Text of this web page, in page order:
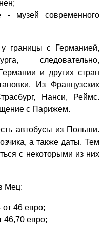
музей современного
границы с Германией,
следовательно,
и других стран
Из Французских
Нанси, Реймс.
с Парижем.
автобусы из Польши.
а также даты. Тем
с некоторыми из них
Мец:
46 евро;
46,70 евро;